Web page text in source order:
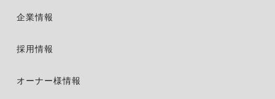
企業情報
採用情報
オーナー様情報